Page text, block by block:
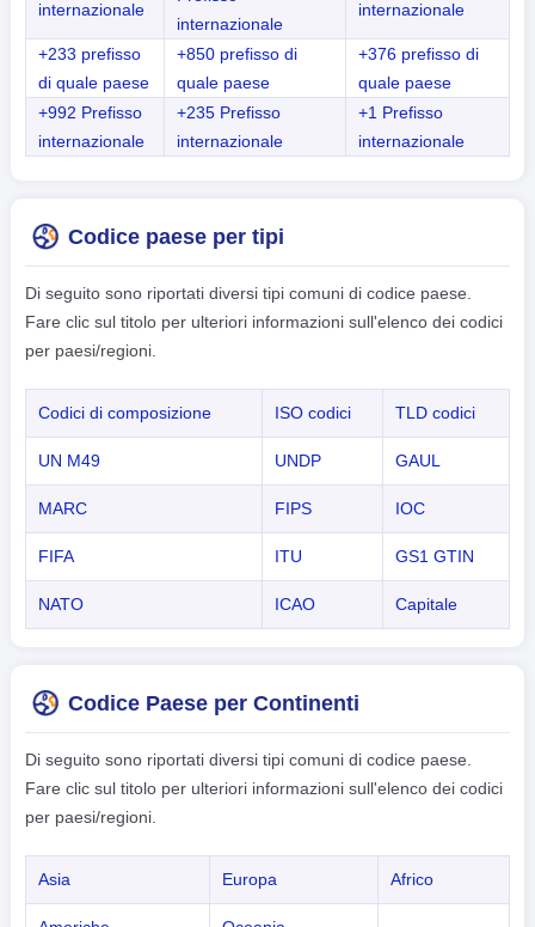
internazionale
internazionale
internazionale
+233 prefisso
di quale paese
+850 prefisso di
quale paese
+376 prefisso di
quale paese
+992 Prefisso
internazionale
+235 Prefisso
internazionale
+1 Prefisso
internazionale
Codice paese per tipi
Di seguito sono riportati diversi tipi comuni di codice paese.
Fare clic sul titolo per ulteriori informazioni sull'elenco dei codici
per paesi/regioni.
Codici di composizione ISO codici TLD codici
UN M49 UNDP GAUL
MARC FIPS IOC
FIFA ITU GS1 GTIN
NATO ICAO Capitale
Codice Paese per Continenti
Di seguito sono riportati diversi tipi comuni di codice paese.
Fare clic sul titolo per ulteriori informazioni sull'elenco dei codici
per paesi/regioni.
Asia Europa Africo